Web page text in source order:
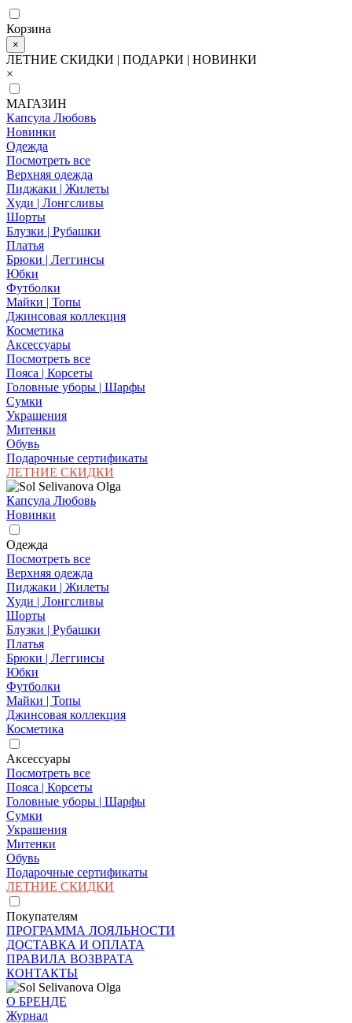
Корзина
×
ЛЕТНИЕ СКИДКИ | ПОДАРКИ | НОВИНКИ
×
МАГАЗИН
Капсула Любовь
Новинки
Одежда
Посмотреть все
Верхняя одежда
Пиджаки | Жилеты
Худи | Лонгсливы
Шорты
Блузки | Рубашки
Платья
Брюки | Леггинсы
Юбки
Футболки
Майки | Топы
Джинсовая коллекция
Косметика
Аксессуары
Посмотреть все
Пояса | Корсеты
Головные уборы | Шарфы
Сумки
Украшения
Митенки
Обувь
Подарочные сертификаты
ЛЕТНИЕ СКИДКИ
Капсула Любовь
Новинки
Одежда
Посмотреть все
Верхняя одежда
Пиджаки | Жилеты
Худи | Лонгсливы
Шорты
Блузки | Рубашки
Платья
Брюки | Леггинсы
Юбки
Футболки
Майки | Топы
Джинсовая коллекция
Косметика
Аксессуары
Посмотреть все
Пояса | Корсеты
Головные уборы | Шарфы
Сумки
Украшения
Митенки
Обувь
Подарочные сертификаты
ЛЕТНИЕ СКИДКИ
Покупателям
ПРОГРАММА ЛОЯЛЬНОСТИ
ДОСТАВКА И ОПЛАТА
ПРАВИЛА ВОЗВРАТА
КОНТАКТЫ
О БРЕНДЕ
Журнал